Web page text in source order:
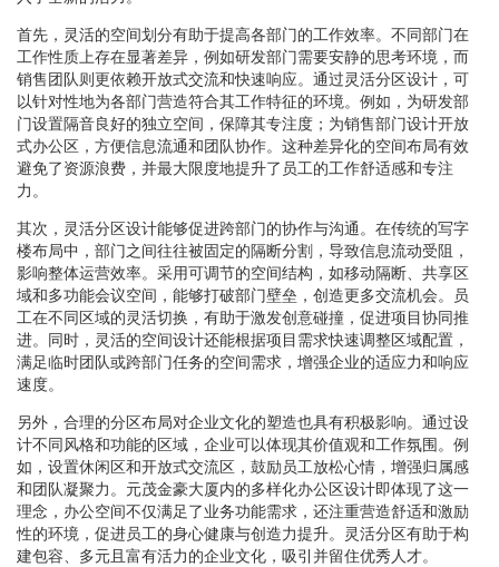
首先，灵活的空间划分有助于提高各部门的工作效率。不同部门在
工作性质上存在显著差异，例如研发部门需要安静的思考环境，而
销售团队则更依赖开放式交流和快速响应。通过灵活分区设计，可
以针对性地为各部门营造符合其工作特征的环境。例如，为研发部
门设置隔音良好的独立空间，保障其专注度；为销售部门设计开放
式办公区，方便信息流通和团队协作。这种差异化的空间布局有效
避免了资源浪费，并最大限度地提升了员工的工作舒适感和专注
力。
其次，灵活分区设计能够促进跨部门的协作与沟通。在传统的写字
楼布局中，部门之间往往被固定的隔断分割，导致信息流动受阻，
影响整体运营效率。采用可调节的空间结构，如移动隔断、共享区
域和多功能会议空间，能够打破部门壁垒，创造更多交流机会。员
工在不同区域的灵活切换，有助于激发创意碰撞，促进项目协同推
进。同时，灵活的空间设计还能根据项目需求快速调整区域配置，
满足临时团队或跨部门任务的空间需求，增强企业的适应力和响应
速度。
另外，合理的分区布局对企业文化的塑造也具有积极影响。通过设
计不同风格和功能的区域，企业可以体现其价值观和工作氛围。例
如，设置休闲区和开放式交流区，鼓励员工放松心情，增强归属感
和团队凝聚力。元茂金豪大厦内的多样化办公区设计即体现了这一
理念，办公空间不仅满足了业务功能需求，还注重营造舒适和激励
性的环境，促进员工的身心健康与创造力提升。灵活分区有助于构
建包容、多元且富有活力的企业文化，吸引并留住优秀人才。